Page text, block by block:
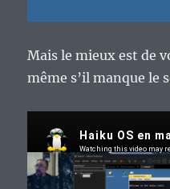
Mais le mieux est de
même s’il manque le